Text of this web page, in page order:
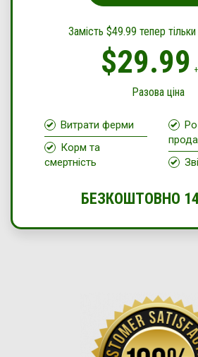
Замість $49.99 тепер
$29.99
Разова ціна
Витрати ферми
Корм та
смертність
БЕЗКОШТОВНО